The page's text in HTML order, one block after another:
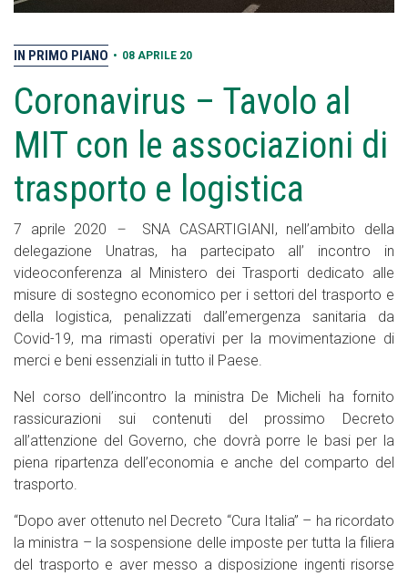
IN PRIMO PIANO • 08 APRILE 20
Coronavirus – Tavolo al
MIT con le associazioni di
trasporto e logistica
7 aprile 2020 –SNA CASARTIGIANI, nell’ambito della
delegazione Unatras, ha partecipato all’ incontro in
videoconferenza al Ministero dei Trasporti dedicato alle
misure di sostegno economico per i settori del trasporto e
della logistica, penalizzati dall’emergenza sanitaria da
Covid-19, ma rimasti operativi per la movimentazione di
merci e beni essenziali in tutto il Paese.
Nel corso dell’incontro la ministra De Micheli ha fornito
rassicurazioni sui contenuti del prossimo Decreto
all’attenzione del Governo, che dovrà porre le basi per la
piena ripartenza dell’economia e anche del comparto del
trasporto.
“Dopo aver ottenuto nel Decreto “Cura Italia” – ha ricordato
la ministra – la sospensione delle imposte per tutta la filiera
del trasporto e aver messo a disposizione ingenti risorse